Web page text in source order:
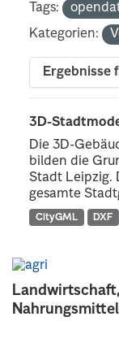
Nahrungsmittel
Tags:
Kategorien:
Ergebnisse
3D-
Die 3D-
bilden die
Stadt Leipzig.
gesamte
CityGML DXF